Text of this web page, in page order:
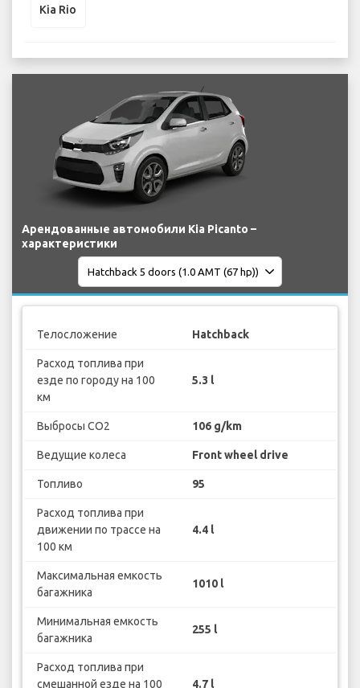
Kia Rio
Арендованные автомобили Kia Picanto –
характеристики
Телосложение Hatchback
Расход топлива при
езде по городу на 100
км
5.3 l
Выбросы CO2 106 g/km
Ведущие колеса Front wheel drive
Топливо 95
Расход топлива при
движении по трассе на
100 км
4.4 l
Максимальная емкость
багажника
1010 l
Минимальная емкость
багажника
255 l
Расход топлива при
смешанной езде на 100
4.7 l